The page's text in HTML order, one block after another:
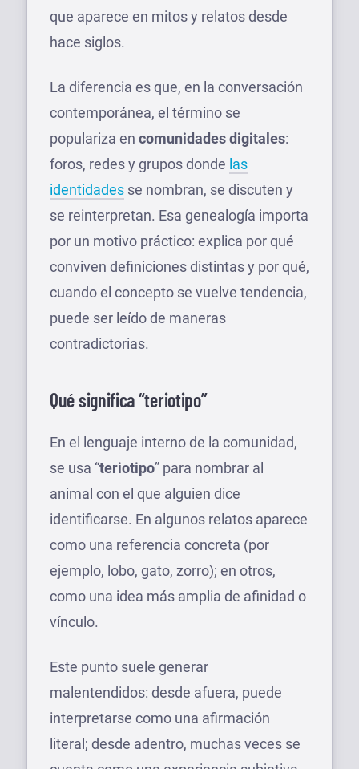
que aparece en mitos y relatos desde
hace siglos.
La diferencia es que, en la conversación
contemporánea, el término se
populariza en comunidades digitales:
foros, redes y grupos donde las
identidades se nombran, se discuten y
se reinterpretan. Esa genealogía importa
por un motivo práctico: explica por qué
conviven definiciones distintas y por qué,
cuando el concepto se vuelve tendencia,
puede ser leído de maneras
contradictorias.
Qué significa “teriotipo”
En el lenguaje interno de la comunidad,
se usa “teriotipo” para nombrar al
animal con el que alguien dice
identificarse. En algunos relatos aparece
como una referencia concreta (por
ejemplo, lobo, gato, zorro); en otros,
como una idea más amplia de afinidad o
vínculo.
Este punto suele generar
malentendidos: desde afuera, puede
interpretarse como una afirmación
literal; desde adentro, muchas veces se